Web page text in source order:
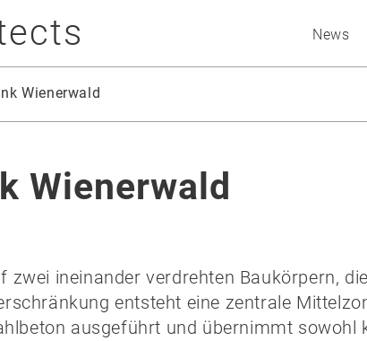
News
Wienerwald
Wienerwald
zwei ineinander verdrehten Baukörpern,
entsteht eine zentrale
ausgeführt und übernimmt